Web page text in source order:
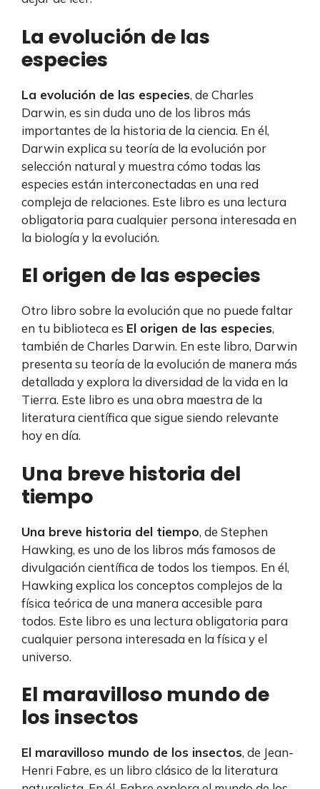
La evolución de las
especies
La evolución de las especies, de Charles
Darwin, es sin duda uno de los libros más
importantes de la historia de la ciencia. En él,
Darwin explica su teoría de la evolución por
selección natural y muestra cómo todas las
especies están interconectadas en una red
compleja de relaciones. Este libro es una lectura
obligatoria para cualquier persona interesada en
la biología y la evolución.
El origen de las especies
Otro libro sobre la evolución que no puede faltar
en tu biblioteca es El origen de las especies,
también de Charles Darwin. En este libro, Darwin
presenta su teoría de la evolución de manera más
detallada y explora la diversidad de la vida en la
Tierra. Este libro es una obra maestra de la
literatura científica que sigue siendo relevante
hoy en día.
Una breve historia del
tiempo
Una breve historia del tiempo, de Stephen
Hawking, es uno de los libros más famosos de
divulgación científica de todos los tiempos. En él,
Hawking explica los conceptos complejos de la
física teórica de una manera accesible para
todos. Este libro es una lectura obligatoria para
cualquier persona interesada en la física y el
universo.
El maravilloso mundo de
los insectos
El maravilloso mundo de los insectos, de Jean-
Henri Fabre, es un libro clásico de la literatura